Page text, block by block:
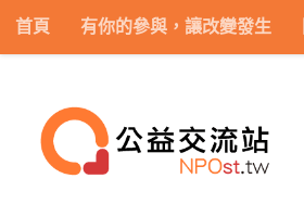
Skip to content
首頁 有你的參與，讓改變發生